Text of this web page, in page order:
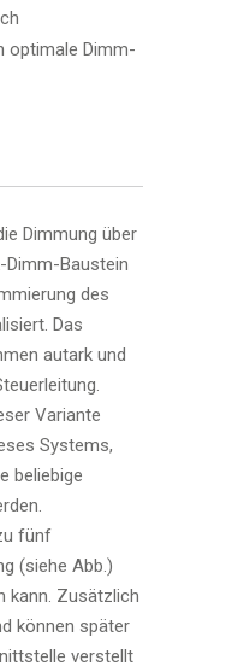
optimale Dimm-
Dimmung über
Dimm-Baustein
des
Das
autark und
Variante
Systems,
beliebige
fünf
(siehe Abb.)
kann. Zusätzlich
können später
verstellt